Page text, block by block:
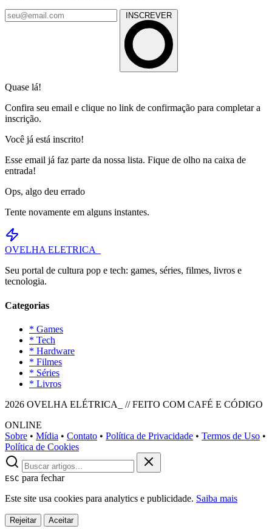
INSCREVER
Quase lá!
Confira seu email e clique no link de confirmação para completar a
inscrição.
Você já está inscrito!
Esse email já faz parte da nossa lista. Fique de olho na caixa de
entrada!
Ops, algo deu errado
Tente novamente em alguns instantes.
OVELHA ELETRICA_
Seu portal de cultura pop e tech: games, séries, filmes, livros e
tecnologia.
Categorias
* Games
* Tech
* Hardware
* Filmes
* Séries
* Livros
2026 OVELHA ELÉTRICA_ // FEITO COM CAFÉ E CÓDIGO
ONLINE
Sobre • Mídia • Contato • Política de Privacidade • Termos de Uso •
Política de Cookies
ESC para fechar
Este site usa cookies para analytics e publicidade. Saiba mais
Rejeitar Aceitar